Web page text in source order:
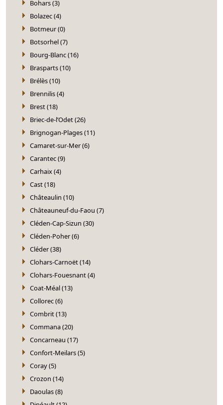
Bohars (3)
Bolazec (4)
Botmeur (0)
Botsorhel (7)
Bourg-Blanc (16)
Brasparts (10)
Brélès (10)
Brennilis (4)
Brest (18)
Briec-de-l’Odet (26)
Brignogan-Plages (11)
Camaret-sur-Mer (6)
Carantec (9)
Carhaix (4)
Cast (18)
Châteaulin (10)
Châteauneuf-du-Faou (7)
Cléden-Cap-Sizun (30)
Cléden-Poher (6)
Cléder (38)
Clohars-Carnoët (14)
Clohars-Fouesnant (4)
Coat-Méal (13)
Collorec (6)
Combrit (13)
Commana (20)
Concarneau (17)
Confort-Meilars (5)
Coray (5)
Crozon (14)
Daoulas (8)